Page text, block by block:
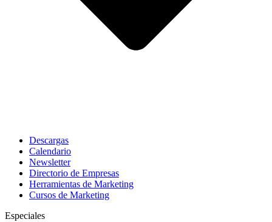
Descargas
Calendario
Newsletter
Directorio de Empresas
Herramientas de Marketing
Cursos de Marketing
Especiales